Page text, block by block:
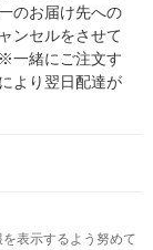
のお届け先への
ンセルをさせて
一緒にご注文す
より翌日配達が
表示するよう努めて